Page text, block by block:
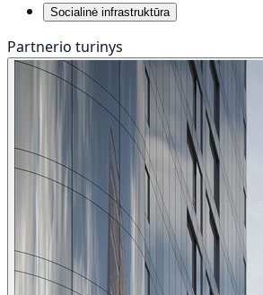
Socialinė infrastruktūra
Partnerio turinys